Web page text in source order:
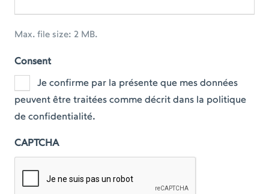
Max. file size: 2 MB.
Consent
Je confirme par la présente que mes données
peuvent être traitées comme décrit dans la politique
de confidentialité.
CAPTCHA